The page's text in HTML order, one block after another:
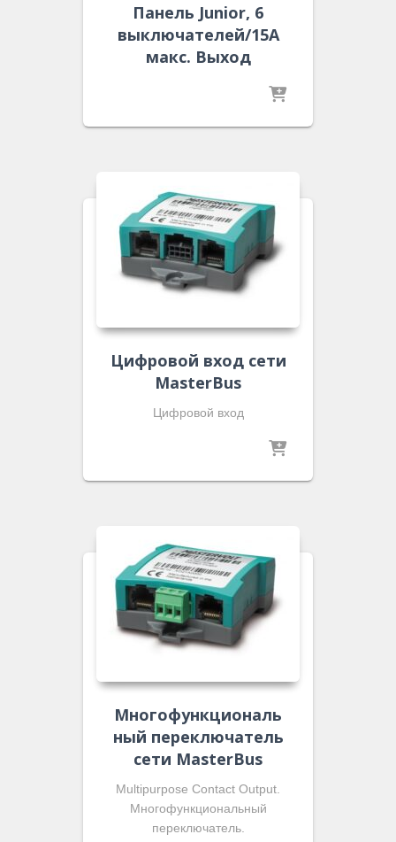
Панель Junior, 6
выключателей/15A
макс. Выход
Цифровой вход сети
MasterBus
Цифровой вход
Многофункциональ
ный переключатель
сети MasterBus
Multipurpose Contact Output.
Многофункциональный
переключатель.